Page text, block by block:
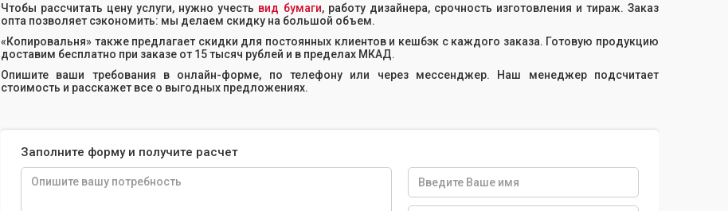
Чтобы рассчитать цену услуги, нужно учесть вид бумаги, работу дизайнера, срочность изготовления и тираж. Заказ
опта позволяет сэкономить: мы делаем скидку на большой объем.
«Копировальня» также предлагает скидки для постоянных клиентов и кешбэк с каждого заказа. Готовую продукцию
доставим бесплатно при заказе от 15 тысяч рублей и в пределах МКАД.
Опишите ваши требования в онлайн-форме, по телефону или через мессенджер. Наш менеджер подсчитает
стоимость и расскажет все о выгодных предложениях.
Заполните форму и получите расчет